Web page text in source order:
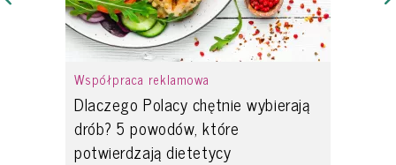
Współpraca reklamowa
Dlaczego Polacy chętnie wybierają
drób? 5 powodów, które
potwierdzają dietetycy